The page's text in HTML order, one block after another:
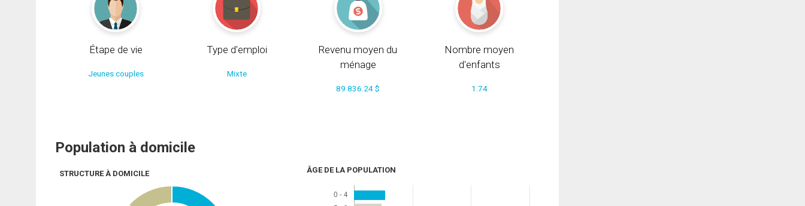
Étape de vie
Jeunes couples
Type d'emploi
Mixte
Revenu moyen du
ménage
89 836.24 $
Nombre moyen
d'enfants
1.74
Population à domicile
STRUCTURE À DOMICILE ÂGE DE LA POPULATION